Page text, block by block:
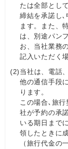
たは全部とし
締結を承諾し
ます。また、
は、別途パン
お、当社業務
記入いただく
(2)当社は、電話
他の通信手段
ります。
この場合､旅
社が予約の承
いる期日まで
領したときに
（旅行代金の